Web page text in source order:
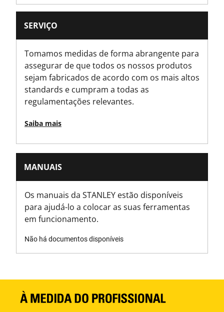
90
Normas/Normas
MID 2014/32/EU
Tipo de medida de fita
Short Tape
SERVIÇO
Tomamos medidas de forma abrangente para
assegurar de que todos os nossos produtos
sejam fabricados de acordo com os mais altos
standards e cumpram a todas as
regulamentações relevantes.
Saiba mais
MANUAIS
Os manuais da STANLEY estão disponíveis
para ajudá-lo a colocar as suas ferramentas
em funcionamento.
Não há documentos disponíveis